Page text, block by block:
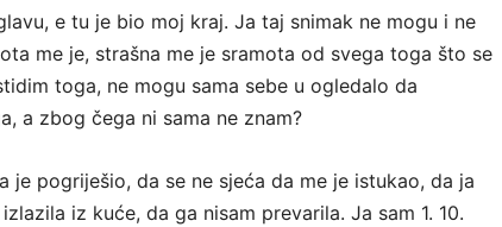
e tu je bio moj kraj. Ja taj snimak ne mogu i ne
me je, strašna me je sramota od svega toga što se
toga, ne mogu sama sebe u ogledalo da
a zbog čega ni sama ne znam?
je pogriješio, da se ne sjeća da me je istukao, da ja
iz kuće, da ga nisam prevarila. Ja sam 1. 10.